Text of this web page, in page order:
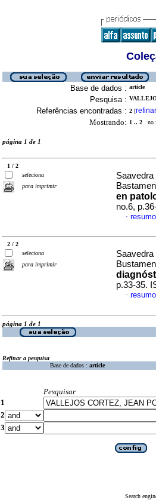
Base de dados : article
Pesquisa :
Referências encontradas : 2 [refinar
Mostrando: 1 .. 2 no
página 1 de 1
1 / 2
seleciona
para imprimir
en
no.6,
·
2 / 2
seleciona
para imprimir
p.33-35.
·
página 1 de 1
Refinar a pesquisa
Base de dados : article
Pesquisar
1
2
3
Search